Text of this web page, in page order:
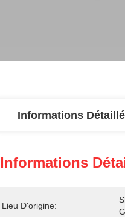
Informations
Informations
Lieu D'origine: